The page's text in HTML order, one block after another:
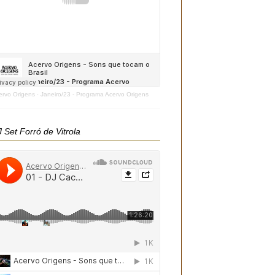
Origens · Janeiro/23 - Programa Acervo Origens
Set Forró de Vitrola